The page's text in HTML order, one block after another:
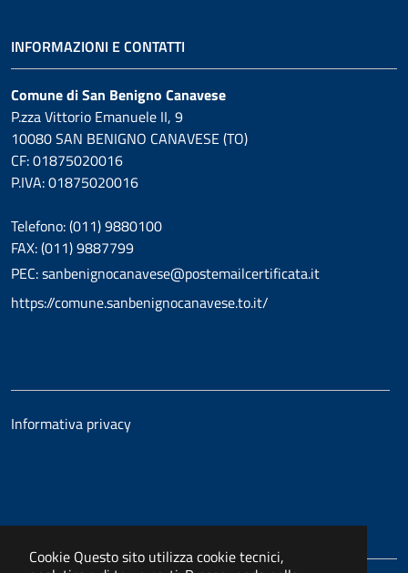
Cookie Questo sito utilizza cookie tecnici,
INFORMAZIONI E CONTATTI
Comune di San Benigno Canavese
P.zza Vittorio Emanuele II, 9
10080 SAN BENIGNO CANAVESE (TO)
CF: 01875020016
P.IVA: 01875020016
Telefono: (011) 9880100
FAX: (011) 9887799
PEC: sanbenignocanavese@postemailcertificata.it
https://comune.sanbenignocanavese.to.it/
Informativa privacy